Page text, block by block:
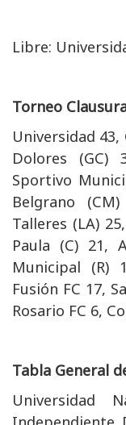
Libre:
Torneo
Universidad
Dolores (GC)
Sportivo
Belgrano
Talleres (LA)
Paula (C) 21,
Municipal (R)
Fusión FC 17,
Rosario FC 6,
Tabla General
Universidad